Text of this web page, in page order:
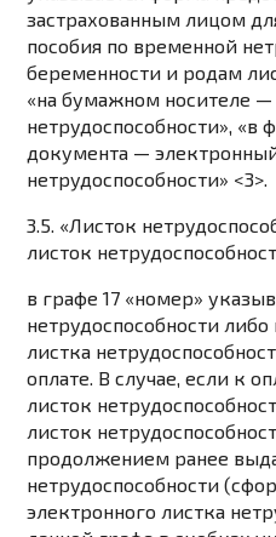
застрахованным лицом
пособия по временной
беременности и родам
«на бумажном носителе —
нетрудоспособности», «в
документа —
нетрудоспособности» <3>.
3.5. «Листок
листок
в графе 17 «номер»
нетрудоспособности
листка
оплате. В случае, если к
листок
листок
продолжением ранее
нетрудоспособности
электронного листка